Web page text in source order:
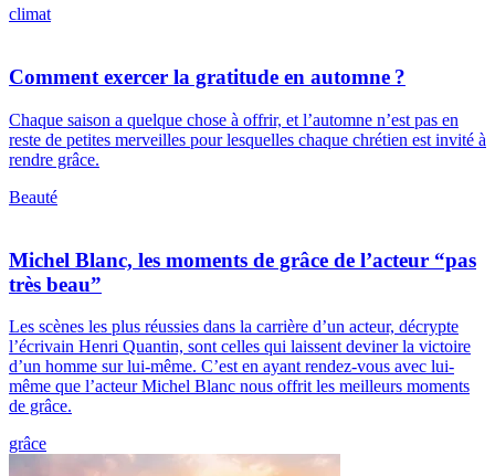
climat
Comment exercer la gratitude en automne ?
Chaque saison a quelque chose à offrir, et l’automne n’est pas en
reste de petites merveilles pour lesquelles chaque chrétien est invité à
rendre grâce.
Beauté
Michel Blanc, les moments de grâce de l’acteur “pas
très beau”
Les scènes les plus réussies dans la carrière d’un acteur, décrypte
l’écrivain Henri Quantin, sont celles qui laissent deviner la victoire
d’un homme sur lui-même. C’est en ayant rendez-vous avec lui-
même que l’acteur Michel Blanc nous offrit les meilleurs moments
de grâce.
grâce